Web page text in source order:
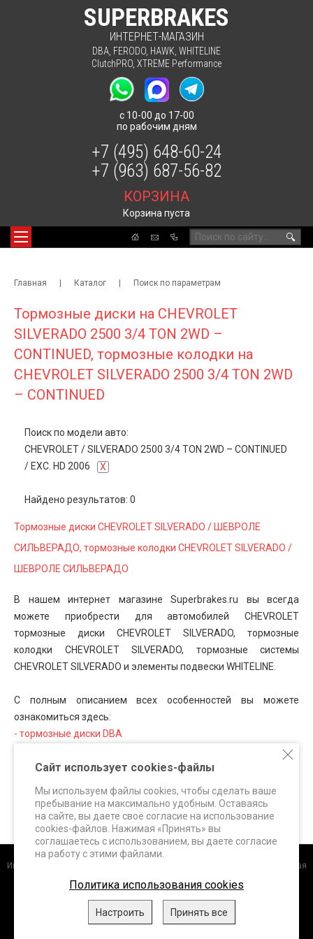
SUPERBRAKES
ИНТЕРНЕТ-МАГАЗИН
DBA FERODO HAWK WHITELINE
ClutchPRO XTREME Performance
с 10-00 до 17-00
по рабочим дням
🔍
КОРЗИНА
Корзина пуста
+7 (495) 648-60-24
+7 (963) 687-56-82
Главная | Каталог | Поиск по параметрам
Тормозные диски на CHEVROLET
SILVERADO 2500 3/4 TON 2WD –
CONTINUED, тормозные колодки на
CHEVROLET SILVERADO 2500 3/4 TON 2WD
– CONTINUED
Поиск по модели авто:
CHEVROLET/SILVERADO 2500 3/4 TON 2WD – CONTINUED
/ EXC. HD 2006 X
Найдено результатов: 0
Тормозные диски CHEVROLET SILVERADO / ШЕВРОЛЕ
СИЛЬВЕРАДО, тормозные колодки CHEVROLET SILVERADO /
ШЕВРОЛЕ СИЛЬВЕРАДО
В нашем интернет магазине Superbrakes.ru вы всегда
можете приобрести для автомобилей CHEVROLET
тормозные диски CHEVROLET SILVERADO, тормозные
колодки CHEVROLET SILVERADO, тормозные системы
CHEVROLET SILVERADO и элементы подвески WHITELINE.
С полным описанием всех особенностей вы можете
ознакомиться здесь:
- тормозные диски DBA
- тормозные колодки HAWK Performance
- элементы подвески WHITELINE
Интернет-магазин
+7 (495) 648-60-24 +7 (963) 687-56-82 Москва, Дорожная
улица, д.3 к. 5Б info@superbrakes.ru, с 10 до 17 по рабочим дням
DBA (Австралия).FERODO Racing (Италия).HAWK Performance
WHITELINE (Австралия) XTREME Performance,
Сайт использует cookies-файлы
Мы используем файлы cookies, чтобы сделать ваше
пребывание на максимально удобным. Оставаясь
на сайте, вы даете своё согласие на использование
cookies-файлов. Нажимая «Принять» вы
соглашаетесь с использованием, вы даете согласие
на работу с этими файлами.
Политика использования cookies
Настроить Принять все